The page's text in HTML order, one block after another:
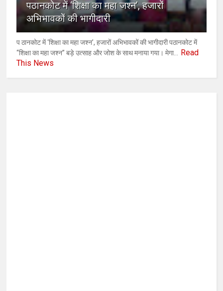
पठानकोट में ‘शिक्षा का महा जश्न’, हजारों
अभिभावकों की भागीदारी
प ठानकोट में ‘शिक्षा का महा जश्न’, हजारों अभिभावकों की भागीदारी पठानकोट में
“शिक्षा का महा जश्न” बड़े उत्साह और जोश के साथ मनाया गया। मेगा...
Read
This News